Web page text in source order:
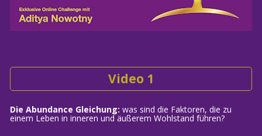
Video 1
Die Abundance Gleichung: was sind die Faktoren, die zu
einem Leben in inneren und äußerem Wohlstand führen?